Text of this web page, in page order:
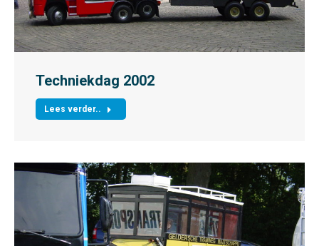
Techniekdag 2002
Lees verder..